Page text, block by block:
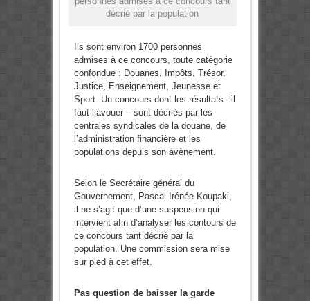
décrié par la population
Ils sont environ 1700 personnes
admises à ce concours, toute catégorie
confondue : Douanes, Impôts, Trésor,
Justice, Enseignement, Jeunesse et
Sport. Un concours dont les résultats –il
faut l’avouer – sont décriés par les
centrales syndicales de la douane, de
l’administration financière et les
populations depuis son avènement.
Selon le Secrétaire général du
Gouvernement, Pascal Irénée Koupaki,
il ne s’agit que d’une suspension qui
intervient afin d’analyser les contours de
ce concours tant décrié par la
population. Une commission sera mise
sur pied à cet effet.
Pas question de baisser la garde